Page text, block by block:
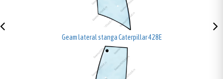
Geam lateral stanga Caterpillar 428E